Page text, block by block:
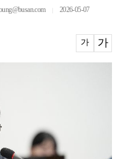
2026-05-07
가 가